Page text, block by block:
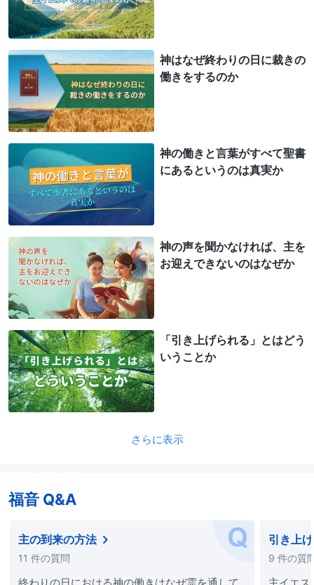
神はなぜ終わりの日に裁きの
働きをするのか
神の働きと言葉がすべて聖書
にあるというのは真実か
神の声を聞かなければ、主を
お迎えできないのはなぜか
「引き上げられる」とはどう
いうことか
さらに表示
福音 Q&A
主の到来の方法
11 件の質問
引き上
9 件の質